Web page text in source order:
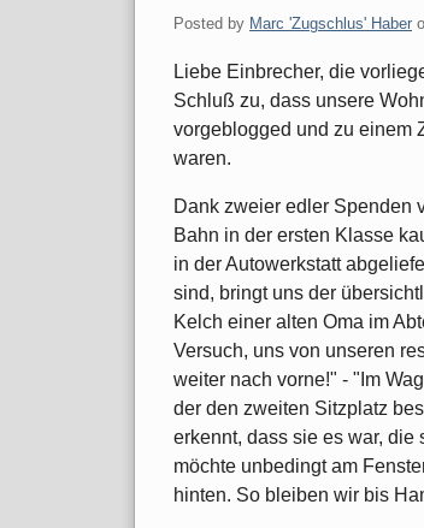
Posted by Marc 'Zugschlus' Haber
Liebe Einbrecher, die
Schluß zu, dass unsere
vorgeblogged und zu einem
waren.
Dank zweier edler Spenden
Bahn in der ersten Klasse
in der Autowerkstatt
sind, bringt uns der
Kelch einer alten Oma im
Versuch, uns von unseren
weiter nach vorne!" - "Im
der den zweiten Sitzplatz
erkennt, dass sie es war, die
möchte unbedingt am
hinten. So bleiben wir bis